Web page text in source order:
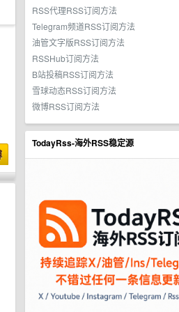
RSS代理RSS订阅方法
Telegram频道RSS订阅方法
油管文字版RSS订阅方法
RSSHub订阅方法
B站投稿RSS订阅方法
雪球动态RSS订阅方法
微博RSS订阅方法
TodayRss-海外RSS稳定源